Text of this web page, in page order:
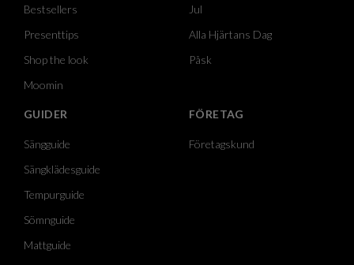
Bestsellers
Presenttips
Shop the look
Moomin
Jul
Alla Hjärtans Dag
Påsk
GUIDER
Sängguide
Sängklädesguide
Tempurguide
Sömnguide
Mattguide
FÖRETAG
Företagskund